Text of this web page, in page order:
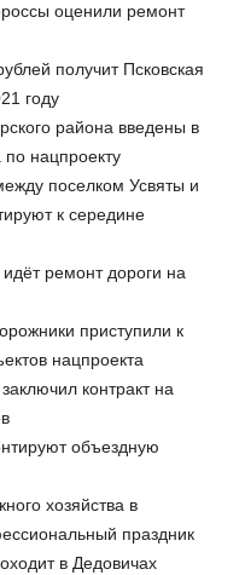
оценили ремонт
получит Псковская
году
района введены в
нацпроекту
поселком Усвяты и
к середине
ремонт дороги на
приступили к
нацпроекта
контракт на
объездную
хозяйства в
праздник
в Дедовичах